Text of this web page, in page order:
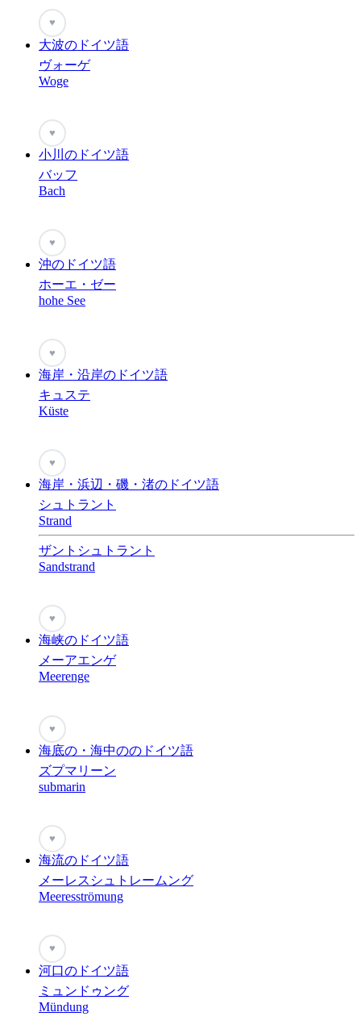
♥
大波のドイツ語
ヴォーゲ
Woge
♥
小川のドイツ語
バッフ
Bach
♥
沖のドイツ語
ホーエ・ゼー
hohe See
♥
海岸・沿岸のドイツ語
キュステ
Küste
♥
海岸・浜辺・磯・渚のドイツ語
シュトラント
Strand
ザントシュトラント
Sandstrand
♥
海峡のドイツ語
メーアエンゲ
Meerenge
♥
海底の・海中ののドイツ語
ズプマリーン
submarin
♥
海流のドイツ語
メーレスシュトレームング
Meeresströmung
♥
河口のドイツ語
ミュンドゥング
Mündung